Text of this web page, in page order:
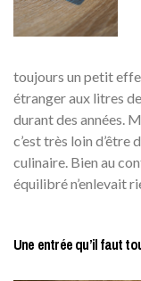
toujours un petit
étranger aux litres
durant des années.
c’est très loin d’être
culinaire. Bien au
équilibré n’enlevait
Une entrée qu’il faut